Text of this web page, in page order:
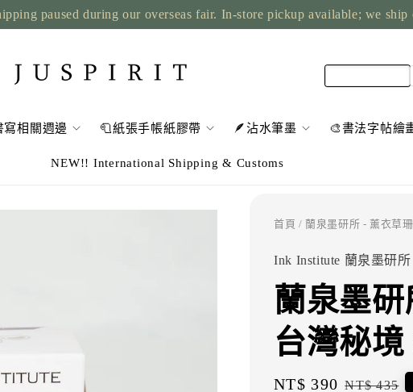
paused during our overseas fair. In-store pickup available; we ship
寫相關週邊 🧻紙張手帳紙膠帶 🪶沾水筆墨 🎨書法字帖繪
NEW!! International Shipping & Customs
首頁 / 蘭泉墨研所 - 薰衣草
Ink Institute 蘭泉墨研所
蘭泉墨
台灣秘
Sale
NT$ 390 Regular
NT$ 435